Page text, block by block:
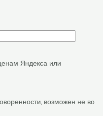
Яндекса или
возможен не во